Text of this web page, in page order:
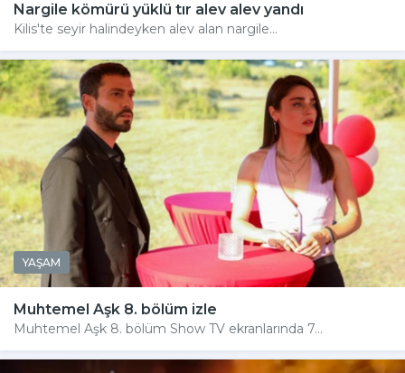
Nargile kömürü yüklü tır alev alev yandı
Kilis'te seyir halindeyken alev alan nargile...
YAŞAM
Muhtemel Aşk 8. bölüm izle
Muhtemel Aşk 8. bölüm Show TV ekranlarında 7...